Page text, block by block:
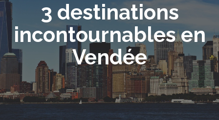
3 destinations
incontournables en
Vendée